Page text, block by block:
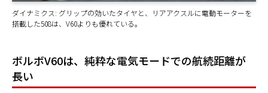
ダイナミクス: グリップの効いたタイヤと、リアアクスルに電動モーターを
搭載した508は、V60よりも優れている。
ボルボV60は、純粋な電気モードでの航続距離が
長い